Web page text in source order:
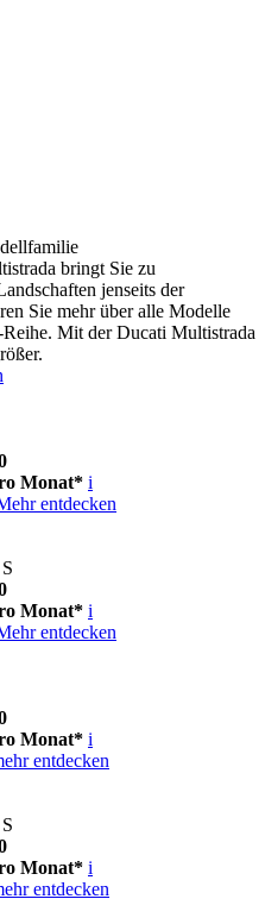
bringt Sie zu
jenseits der
Sie mehr über alle Modelle
Mit der Ducati Multistrada
Monat* i
entdecken
Monat* i
entdecken
Monat* i
entdecken
Monat* i
entdecken